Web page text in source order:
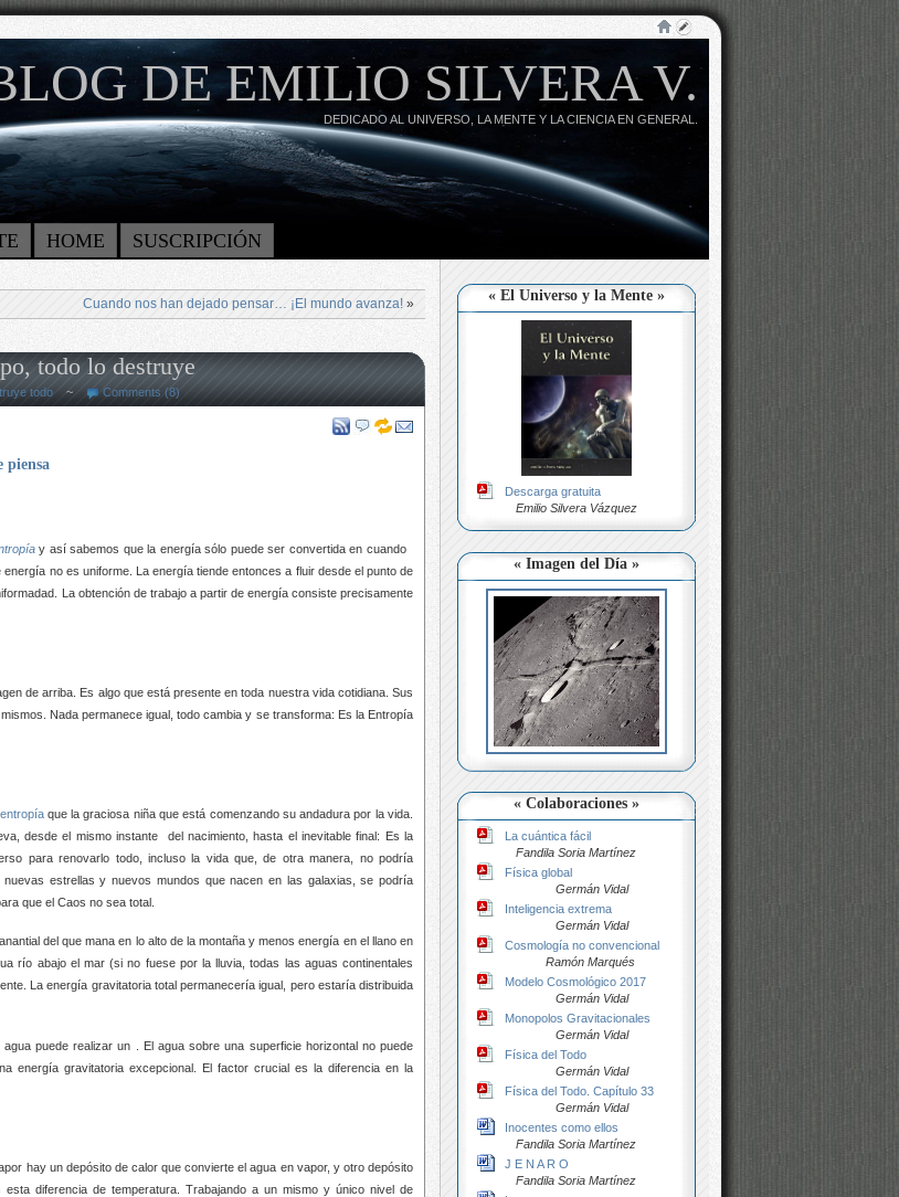
DE EMILIO SILVERA V.
DEDICADO AL UNIVERSO, LA MENTE Y LA CIENCIA EN GENERAL.
HOME SUSCRIPCIÓN
« El Universo y la Mente »
Descarga gratuita
Emilio Silvera Vázquez
« Imagen del Día »
« Colaboraciones »
La cuántica fácil
Fandila Soria Martínez
Física global
Germán Vidal
Inteligencia extrema
Germán Vidal
Cosmología no convencional
Ramón Marqués
Modelo Cosmológico 2017
Germán Vidal
Monopolos Gravitacionales
Germán Vidal
Física del Todo
Germán Vidal
Física del Todo. Capítulo 33
Germán Vidal
Inocentes como ellos
Fandila Soria Martínez
J E N A R O
Fandila Soria Martínez
Cuando nos han dejado pensar… ¡El mundo avanza! »
todo lo destruye
todo ~ Comments (8)
piensa
y así sabemos que la energía sólo puede ser convertida en cuando
no es uniforme. La energía tiende entonces a fluir desde el punto de
La obtención de trabajo a partir de energía consiste precisamente
de arriba. Es algo que está presente en toda nuestra vida cotidiana. Sus
Nada permanece igual, todo cambia y se transforma: Es la Entropía
entropíaque la graciosa niña queestá comenzando su andadura por la vida.
desde el mismo instante del nacimiento, hasta el inevitable final: Es la
para renovarlo todo, incluso la vida que, de otra manera, no podría
estrellas y nuevos mundos que nacen en las galaxias, se podría
que el Caos no sea total.
del que mana en lo alto de la montaña y menos energía en el llano en
río abajo el mar (si no fuese por la lluvia, todas las aguas continentales
La energía gravitatoria total permanecería igual, pero estaría distribuida
puede realizar un
. El agua sobre una superficie horizontal no puede
energía gravitatoria excepcional. El factor crucial es la diferencia en la
hay un depósito de calor que convierte el agua en vapor, y otro depósito
diferencia de temperatura. Trabajando a un mismo y único nivel de